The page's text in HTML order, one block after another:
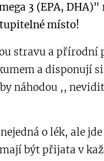
3 (EPA, DHA)"
místo!
stravu a přírodní
a disponují
náhodou ,,
o lék, ale
být přijata v